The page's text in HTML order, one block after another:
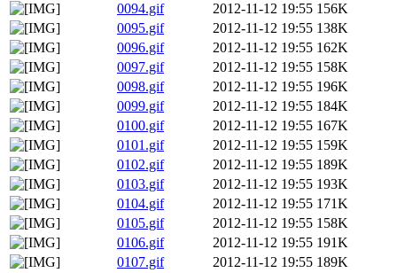
0094.gif
2012-11-12 19:55 156K
0095.gif
2012-11-12 19:55 138K
0096.gif
2012-11-12 19:55 162K
0097.gif
2012-11-12 19:55 158K
0098.gif
2012-11-12 19:55 196K
0099.gif
2012-11-12 19:55 184K
0100.gif
2012-11-12 19:55 167K
0101.gif
2012-11-12 19:55 159K
0102.gif
2012-11-12 19:55 189K
0103.gif
2012-11-12 19:55 193K
0104.gif
2012-11-12 19:55 171K
0105.gif
2012-11-12 19:55 158K
0106.gif
2012-11-12 19:55 191K
0107.gif
2012-11-12 19:55 189K